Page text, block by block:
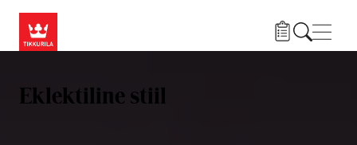
Eklektiline stiil